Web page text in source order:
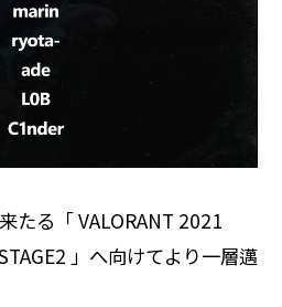
たる「 VALORANT 2021
」へ向けてより一層邁